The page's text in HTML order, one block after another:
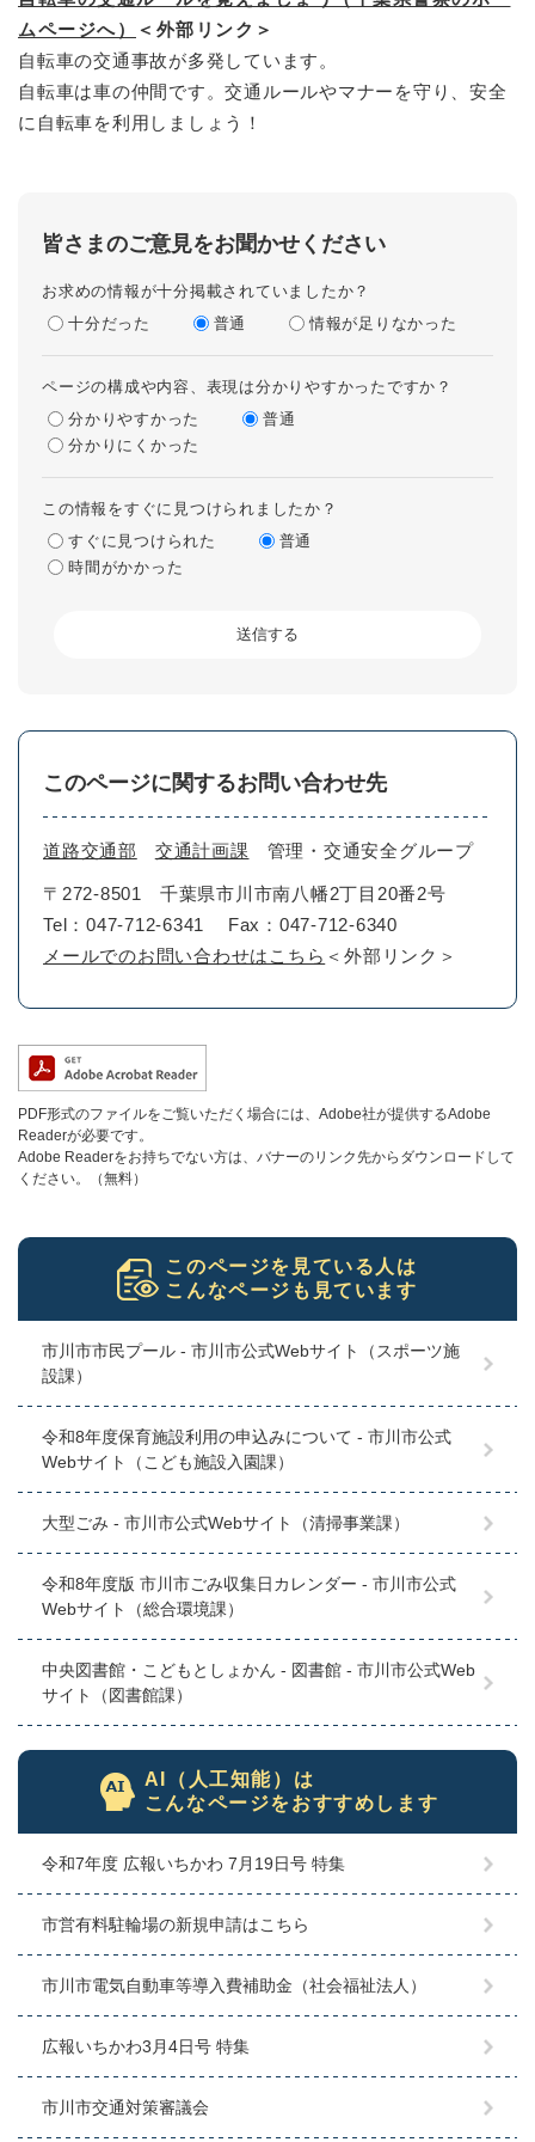
ムページへ）
＜外部リンク＞
自転車の交通事故が多発しています。
自転車は車の仲間です。交通ルールやマナーを守り、安全
に自転車を利用しましょう！
皆さまのご意見をお聞かせください
お求めの情報が十分掲載されていましたか？
十分だった
普通 情報が足りなかった
ページの構成や内容、表現は分かりやすかったですか？
分かりやすかった
普通
分かりにくかった
この情報をすぐに見つけられましたか？
すぐに見つけられた
普通
時間がかかった
このページに関するお問い合わせ先
道路交通部 交通計画課 管理・交通安全グループ
〒272-8501
千葉県市川市南八幡2丁目20番2号
Tel：047-712-6341
Fax：047-712-6340
メールでのお問い合わせはこちら ＜外部リンク＞
PDF形式のファイルをご覧いただく場合には、Adobe社が提供するAdobe
Readerが必要です。
Adobe Readerをお持ちでない方は、バナーのリンク先からダウンロードして
ください。（無料）
このページを見ている人は
こんなページも見ています
市川市市民プール - 市川市公式Webサイト（スポーツ施
設課）
令和8年度保育施設利用の申込みについて - 市川市公式
Webサイト（こども施設入園課）
大型ごみ - 市川市公式Webサイト（清掃事業課）
令和8年度版 市川市ごみ収集日カレンダー - 市川市公式
Webサイト（総合環境課）
中央図書館・こどもとしょかん - 図書館 - 市川市公式Web
サイト（図書館課）
AI（人工知能）は
こんなページをおすすめします
令和7年度 広報いちかわ 7月19日号 特集
市営有料駐輪場の新規申請はこちら
市川市電気自動車等導入費補助金（社会福祉法人）
広報いちかわ3月4日号 特集
市川市交通対策審議会